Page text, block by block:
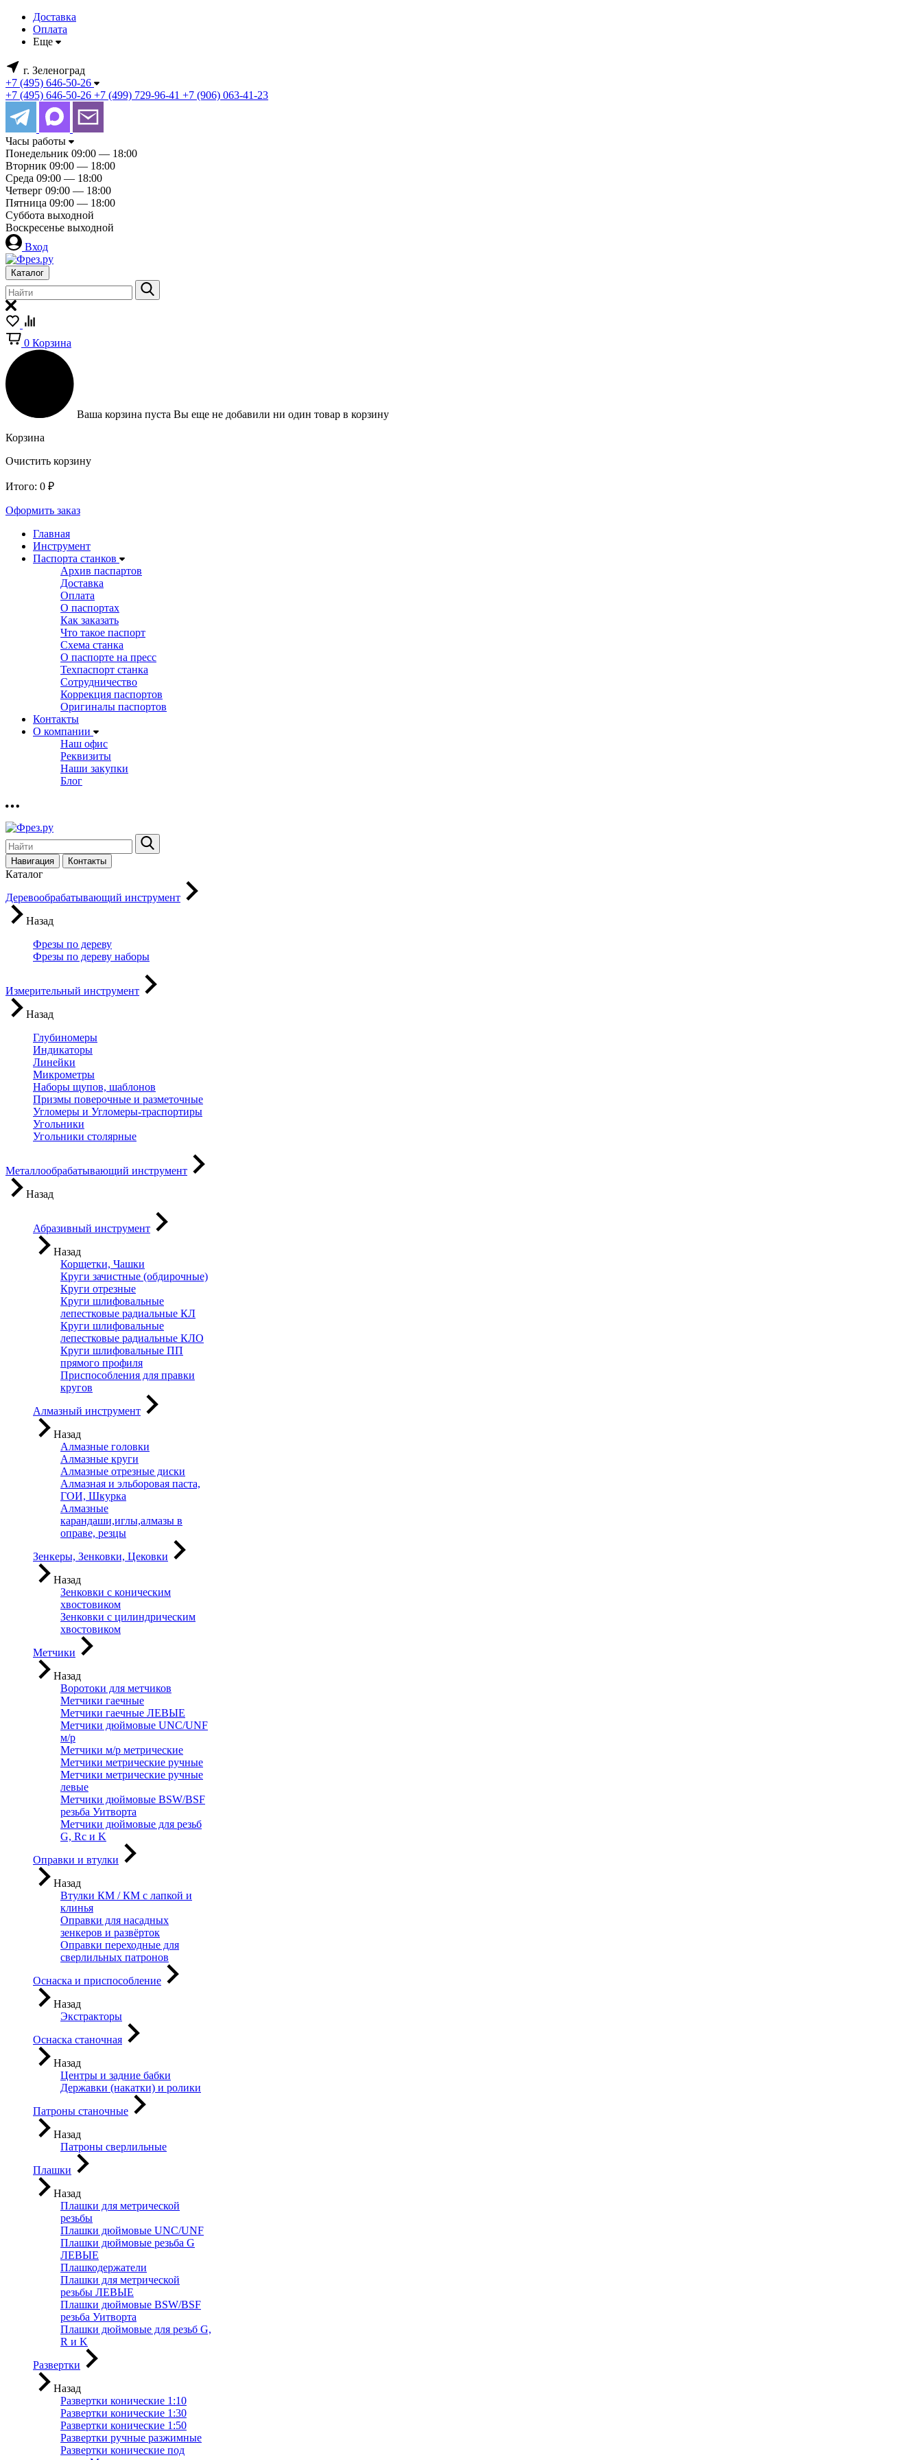
Доставка
Оплата
Еще
г. Зеленоград
+7 (495) 646-50-26
+7 (495) 646-50-26 +7 (499) 729-96-41 +7 (906) 063-41-23
Часы работы
Понедельник 09:00 — 18:00
Вторник 09:00 — 18:00
Среда 09:00 — 18:00
Четверг 09:00 — 18:00
Пятница 09:00 — 18:00
Суббота выходной
Воскресенье выходной
Вход
Каталог
0 Корзина
Ваша корзина пуста Вы еще не добавили ни один товар в корзину
Корзина
Очистить корзину
Итого: 0 ₽
Оформить заказ
Главная
Инструмент
Паспорта станков
Архив паспартов
Доставка
Оплата
О паспортах
Как заказать
Что такое паспорт
Схема станка
О паспорте на пресс
Техпаспорт станка
Сотрудничество
Коррекция паспортов
Оригиналы паспортов
Контакты
О компании
Наш офис
Реквизиты
Наши закупки
Блог
Навигация Контакты
Каталог
Деревообрабатывающий инструмент
Назад
Фрезы по дереву
Фрезы по дереву наборы
Измерительный инструмент
Назад
Глубиномеры
Индикаторы
Линейки
Микрометры
Наборы щупов, шаблонов
Призмы поверочные и разметочные
Угломеры и Угломеры-траспортиры
Угольники
Угольники столярные
Металлообрабатывающий инструмент
Назад
Абразивный инструмент
Назад
Корщетки, Чашки
Круги зачистные (обдирочные)
Круги отрезные
Круги шлифовальные
лепестковые радиальные КЛ
Круги шлифовальные
лепестковые радиальные КЛО
Круги шлифовальные ПП
прямого профиля
Приспособления для правки
кругов
Алмазный инструмент
Назад
Алмазные головки
Алмазные круги
Алмазные отрезные диски
Алмазная и эльборовая паста,
ГОИ, Шкурка
Алмазные
карандаши,иглы,алмазы в
оправе, резцы
Зенкеры, Зенковки, Цековки
Назад
Зенковки с коническим
хвостовиком
Зенковки с цилиндрическим
хвостовиком
Метчики
Назад
Воротоки для метчиков
Метчики гаечные
Метчики гаечные ЛЕВЫЕ
Метчики дюймовые UNC/UNF
м/р
Метчики м/р метрические
Метчики метрические ручные
Метчики метрические ручные
левые
Метчики дюймовые BSW/BSF
резьба Уитворта
Метчики дюймовые для резьб
G, Rc и K
Оправки и втулки
Назад
Втулки КМ / КМ с лапкой и
клинья
Оправки для насадных
зенкеров и развёрток
Оправки переходные для
сверлильных патронов
Оснаска и приспособление
Назад
Экстракторы
Оснаска станочная
Назад
Центры и задние бабки
Державки (накатки) и ролики
Патроны станочные
Назад
Патроны сверлильные
Плашки
Назад
Плашки для метрической
резьбы
Плашки дюймовые UNC/UNF
Плашки дюймовые резьба G
ЛЕВЫЕ
Плашкодержатели
Плашки для метрической
резьбы ЛЕВЫЕ
Плашки дюймовые BSW/BSF
резьба Уитворта
Плашки дюймовые для резьб G,
R и K
Развертки
Назад
Развертки конические 1:10
Развертки конические 1:30
Развертки конические 1:50
Развертки ручные разжимные
Развертки конические под